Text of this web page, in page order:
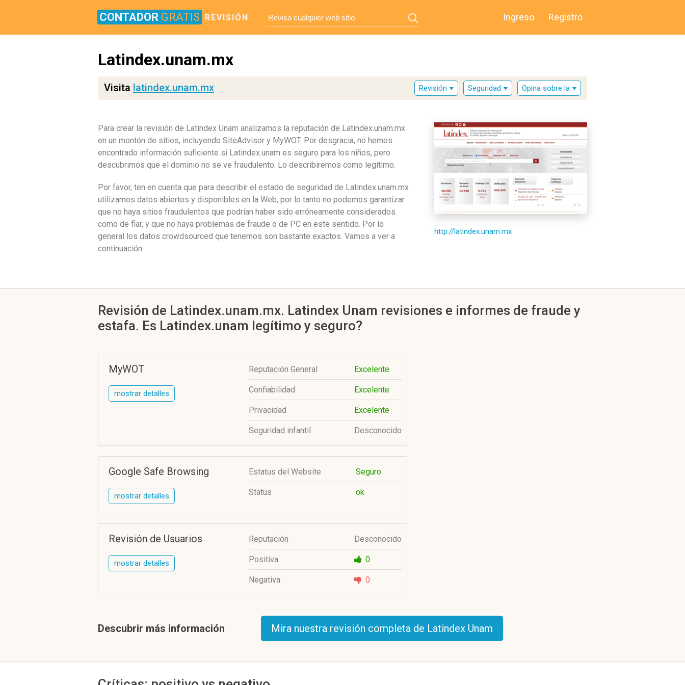
CONTADOR GRATIS REVISIÓN Ingreso Registro
Latindex.unam.mx
Visita latindex.unam.mx Revisión Seguridad Opina sobre la
Para crear la revisión de Latindex Unam analizamos la reputación de Latindex.unam.mx
en un montón de sitios, incluyendo SiteAdvisor y MyWOT. Por desgracia, no hemos
encontrado información suficiente si Latindex.unam es seguro para los niños, pero
descubrimos que el dominio no se ve fraudulento. Lo describiremos como legítimo.
Por favor, ten en cuenta que para describir el estado de seguridad de Latindex.unam.mx
utilizamos datos abiertos y disponibles en la Web, por lo tanto no podemos garantizar
que no haya sitios fraudulentos que podrían haber sido erróneamente considerados
como de fiar, y que no haya problemas de fraude o de PC en este sentido. Por lo
general los datos crowdsourced que tenemos son bastante exactos. Vamos a ver a
continuación.
http://latindex.unam.mx
Revisión de Latindex.unam.mx. Latindex Unam revisiones e informes de fraude y
estafa. Es Latindex.unam legítimo y seguro?
MyWOT
mostrar detalles
Reputación General Excelente
Confiabilidad Excelente
Privacidad Excelente
Seguridad infantil Desconocido
Google Safe Browsing
mostrar detalles
Estatus del Website Seguro
Status ok
Revisión de Usuarios
mostrar detalles
Reputación Desconocido
Positiva 0
Negativa 0
Descubrir más información Mira nuestra revisión completa de Latindex Unam